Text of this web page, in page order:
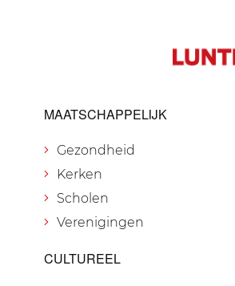
MAATSCHAPPELIJK
Gezondheid
Kerken
Scholen
Verenigingen
CULTUREEL